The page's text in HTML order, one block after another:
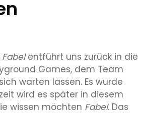
Fabelentführt uns zurück in die
Games, dem Team
warten lassen. Es wurde
wird es später in diesem
wissen möchten Fabel. Das